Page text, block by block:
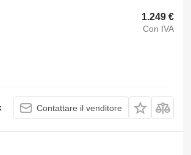
1.249 €
Con IVA
Contattare il venditore